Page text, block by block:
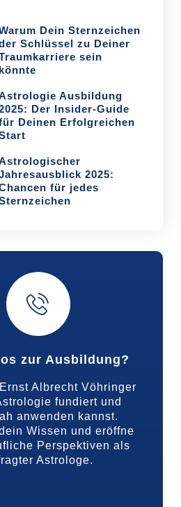
Dein Sternzeichen
Schlüssel zu Deiner
sein
könnte
Ausbildung
Der Insider-Guide
Deinen Erfolgreichen
2025:
für jedes
zur Ausbildung?
Albrecht Vöhringer
fundiert und
anwenden kannst.
Wissen und eröffne
Perspektiven als
Astrologe.